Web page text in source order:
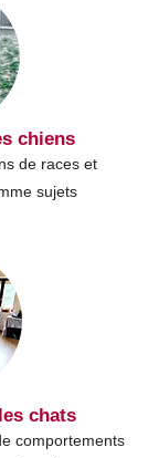
chiens
de races et
sujets
chats
comportements